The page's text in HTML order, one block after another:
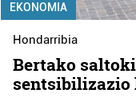
EKONOMIA
Hondarribia
Bertako
sentsibilizazio